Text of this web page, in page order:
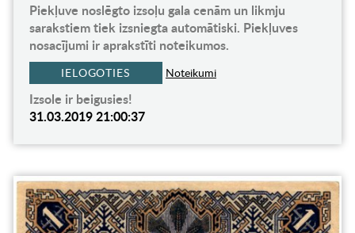
Piekļuve noslēgto izsoļu gala cenām un likmju
sarakstiem tiek izsniegta automātiski. Piekļuves
nosacījumi ir aprakstīti noteikumos.
IELOGOTIES Noteikumi
Izsole ir beigusies!
31.03.2019 21:00:37